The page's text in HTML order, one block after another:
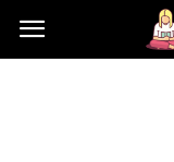
Aortamag.pl